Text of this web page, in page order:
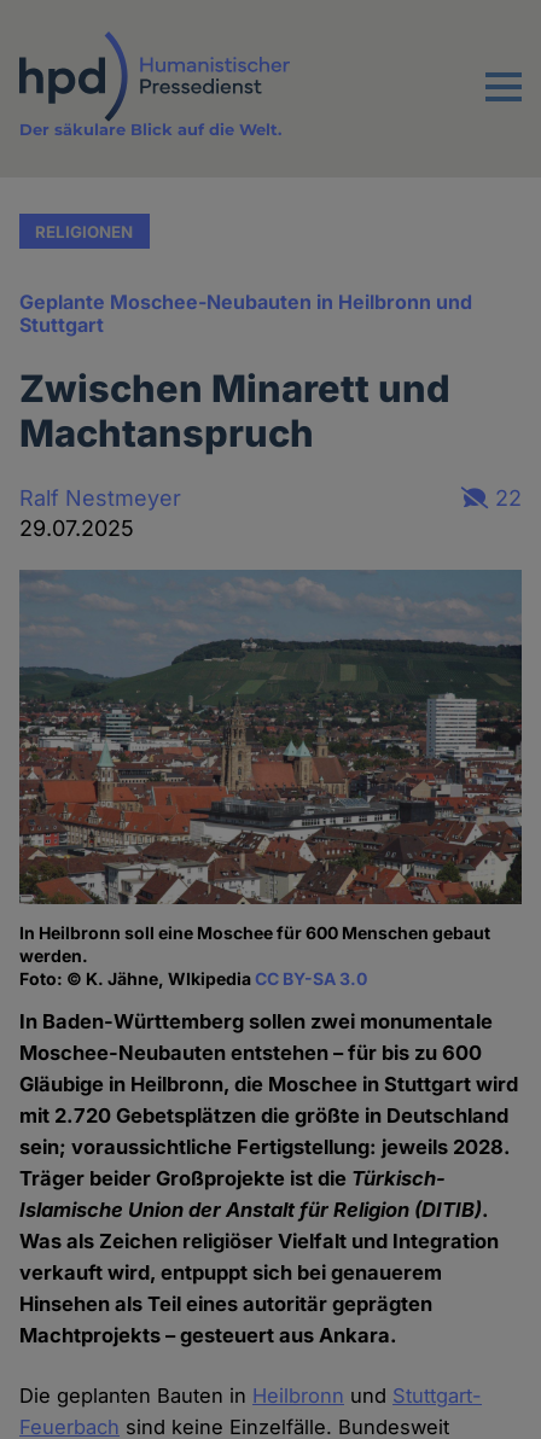
Inhalt
Menu
Der säkulare Blick auf die Welt.
RELIGIONEN
Geplante Moschee-Neubauten in Heilbronn und
Stuttgart
Zwischen Minarett und
Machtanspruch
Ralf Nestmeyer
29.07.2025
22
In Heilbronn soll eine Moschee für 600 Menschen gebaut
werden.
Foto: © K. Jähne, WIkipediaCC BY-SA 3.0
In Baden-Württemberg sollen zwei monumentale
Moschee-Neubauten entstehen – für bis zu 600
Gläubige in Heilbronn, die Moschee in Stuttgart wird
mit 2.720 Gebetsplätzen die größte in Deutschland
sein; voraussichtliche Fertigstellung: jeweils 2028.
Träger beider Großprojekte ist die Türkisch-
Islamische Union der Anstalt für Religion (DITIB).
Was als Zeichen religiöser Vielfalt und Integration
verkauft wird, entpuppt sich bei genauerem
Hinsehen als Teil eines autoritär geprägten
Machtprojekts – gesteuert aus Ankara.
Die geplanten Bauten in Heilbronn und Stuttgart-
Feuerbach sind keine Einzelfälle. Bundesweit